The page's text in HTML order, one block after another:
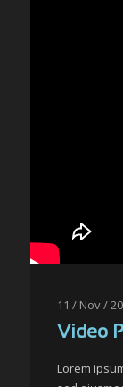
11 / Nov /
Video
Lorem